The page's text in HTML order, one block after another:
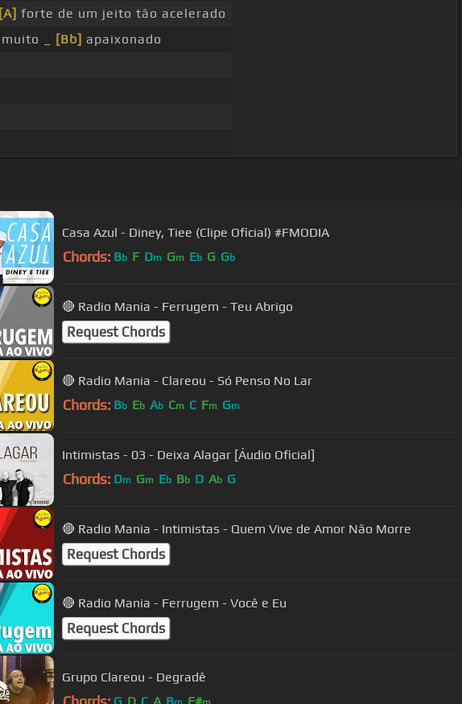
[A] forte de um jeito tão acelerado
muito _ [Bb] apaixonado
Casa Azul - Diney, Tiee (Clipe Oficial) #FMODIA
Chords: Bb F Dm Gm Eb G Gb
🔴 Radio Mania - Ferrugem - Teu Abrigo
Request Chords
🔴 Radio Mania - Clareou - Só Penso No Lar
Chords: Bb Eb Ab Cm C Fm Gm
Intimistas - 03 - Deixa Alagar [Áudio Oficial]
Chords: Dm Gm Eb Bb D Ab G
🔴 Radio Mania - Intimistas - Quem Vive de Amor Não Morre
Request Chords
🔴 Radio Mania - Ferrugem - Você e Eu
Request Chords
Grupo Clareou - Degradê